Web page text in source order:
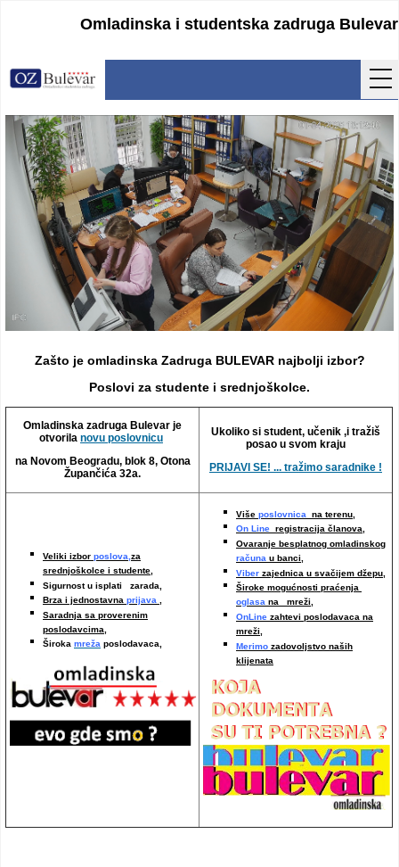
Omladinska i studentska zadruga Bulevar
Početna
Usluge
Uputstva
Cenovnik
Kontakt
Lokacija
Zašto je omladinska Zadruga BULEVAR najbolji izbor?
Poslovi za studente i srednjoškolce.
Omladinska zadruga Bulevar je
otvorila novu poslovnicu
na Novom Beogradu, blok 8, Otona
Župančića 32a.
Ukoliko si student, učenik ,i tražiš
posao u svom kraju
PRIJAVI SE! ... tražimo saradnike !
Veliki izbor poslova,za
srednjoškolce i studente,
Sigurnost u isplati zarada,
Brza i jednostavna prijava ,
Saradnja sa proverenim
poslodavcima,
Široka mreža poslodavaca,
Više poslovnica na terenu,
On Line registracija članova,
Ovaranje besplatnog omladinskog
računa u banci,
Viber zajednica u svačijem džepu,
Široke mogućnosti praćenja
oglasa na mreži,
OnLine zahtevi poslodavaca na
mreži,
Merimo zadovoljstvo naših
klijenata